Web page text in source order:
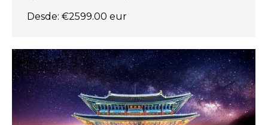
Desde: €2599.00 eur